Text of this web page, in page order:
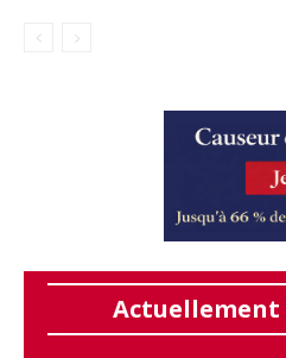
Actuellement